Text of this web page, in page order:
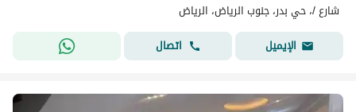
شارع /، حي بدر، جنوب الرياض، الرياض
الإيميل
اتصال